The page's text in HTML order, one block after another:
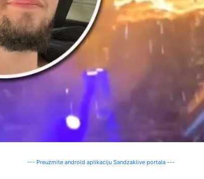
--- Preuzmite android aplikaciju Sandzaklive portala ---